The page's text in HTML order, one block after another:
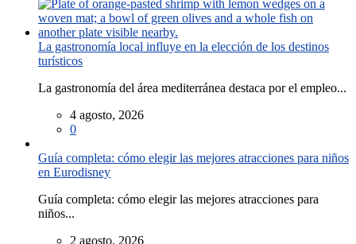
La gastronomía local influye en la elección de los destinos
turísticos
La gastronomía del área mediterránea destaca por el empleo...
4 agosto, 2026
0
Guía completa: cómo elegir las mejores atracciones para niños
en Eurodisney
Guía completa: cómo elegir las mejores atracciones para
niños...
2 agosto, 2026